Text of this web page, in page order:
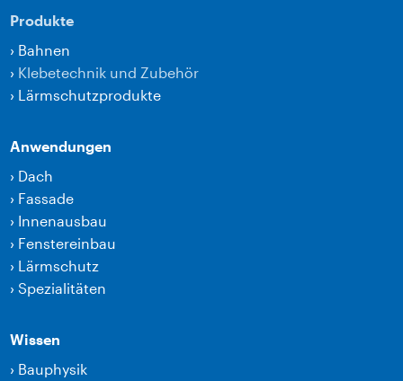
Produkte
› Bahnen
› Klebetechnik und Zubehör
› Lärmschutzprodukte
Anwendungen
› Dach
› Fassade
› Innenausbau
› Fenstereinbau
› Lärmschutz
›Spezialitäten
Wissen
› Bauphysik